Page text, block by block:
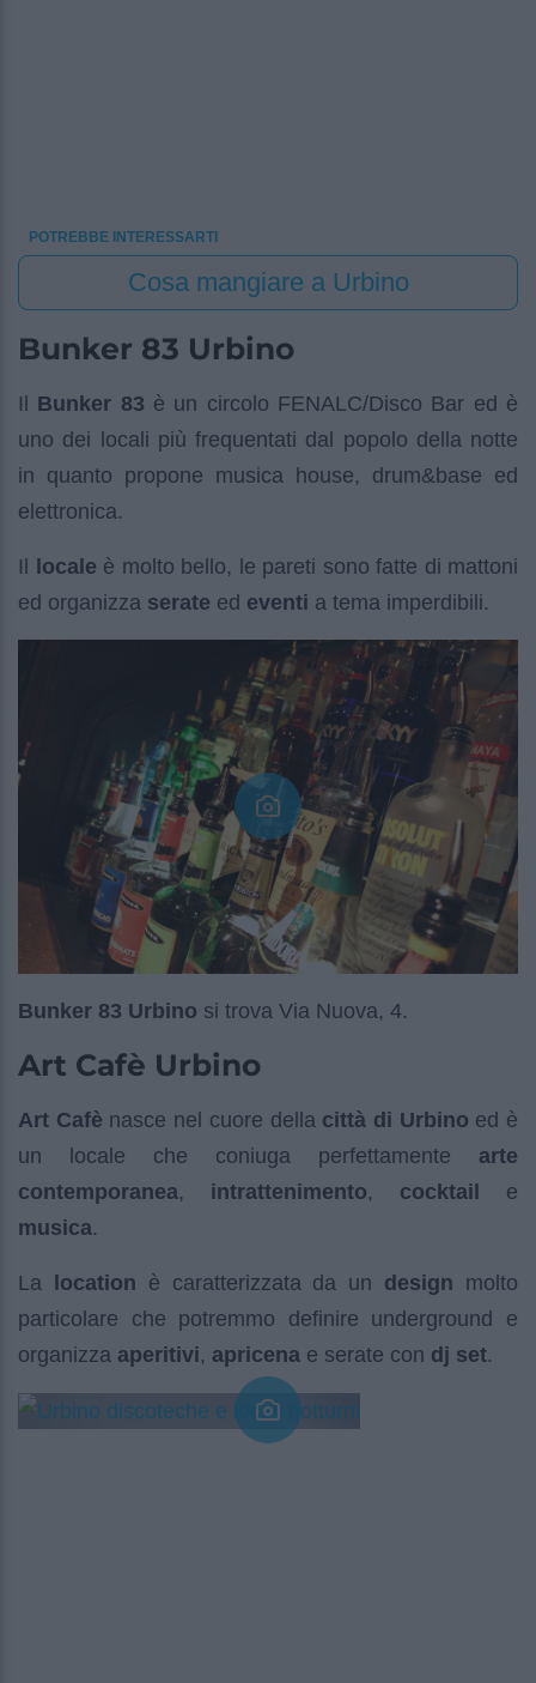
POTREBBE INTERESSARTI
Cosa mangiare a Urbino
Bunker 83 Urbino
Il Bunker 83 è un circolo FENALC/Disco Bar ed è
uno dei locali più frequentati dal popolo della notte
in quanto propone musica house, drum&base ed
elettronica.
Il locale è molto bello, le pareti sono fatte di mattoni
ed organizza serate ed eventi a tema imperdibili.
Bunker 83 Urbino si trova Via Nuova, 4.
Art Cafè Urbino
Art Cafè nasce nel cuore della città di Urbino ed è
un locale che coniuga perfettamente arte
contemporanea, intrattenimento, cocktail e
musica.
La location è caratterizzata da un design molto
particolare che potremmo definire underground e
organizza aperitivi, apricena e serate con dj set.